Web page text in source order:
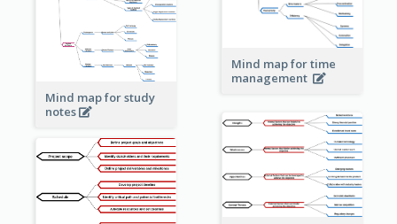
Mind map for time
management
Mind map for study
notes